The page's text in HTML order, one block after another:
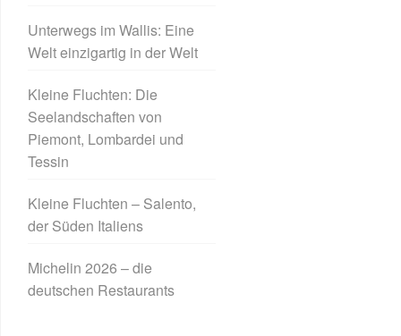
Unterwegs im Wallis: Eine
Welt einzigartig in der Welt
Kleine Fluchten: Die
Seelandschaften von
Piemont, Lombardei und
Tessin
Kleine Fluchten – Salento,
der Süden Italiens
Michelin 2026 – die
deutschen Restaurants